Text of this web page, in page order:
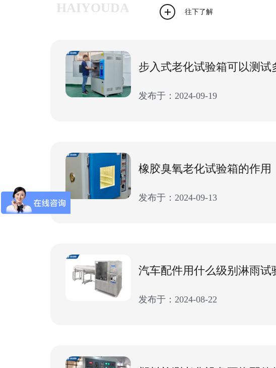
HAIYOUDA 往下了解
发布于：2024-09-19
橡胶臭氧老化试验箱的作用
发布于：2024-09-13
发布于：2024-08-22